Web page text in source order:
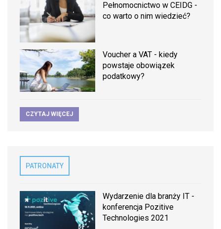
Pełnomocnictwo w CEIDG -
co warto o nim wiedzieć?
Voucher a VAT - kiedy
powstaje obowiązek
podatkowy?
CZYTAJ WIĘCEJ
PATRONATY
Wydarzenie dla branży IT -
konferencja Pozitive
Technologies 2021